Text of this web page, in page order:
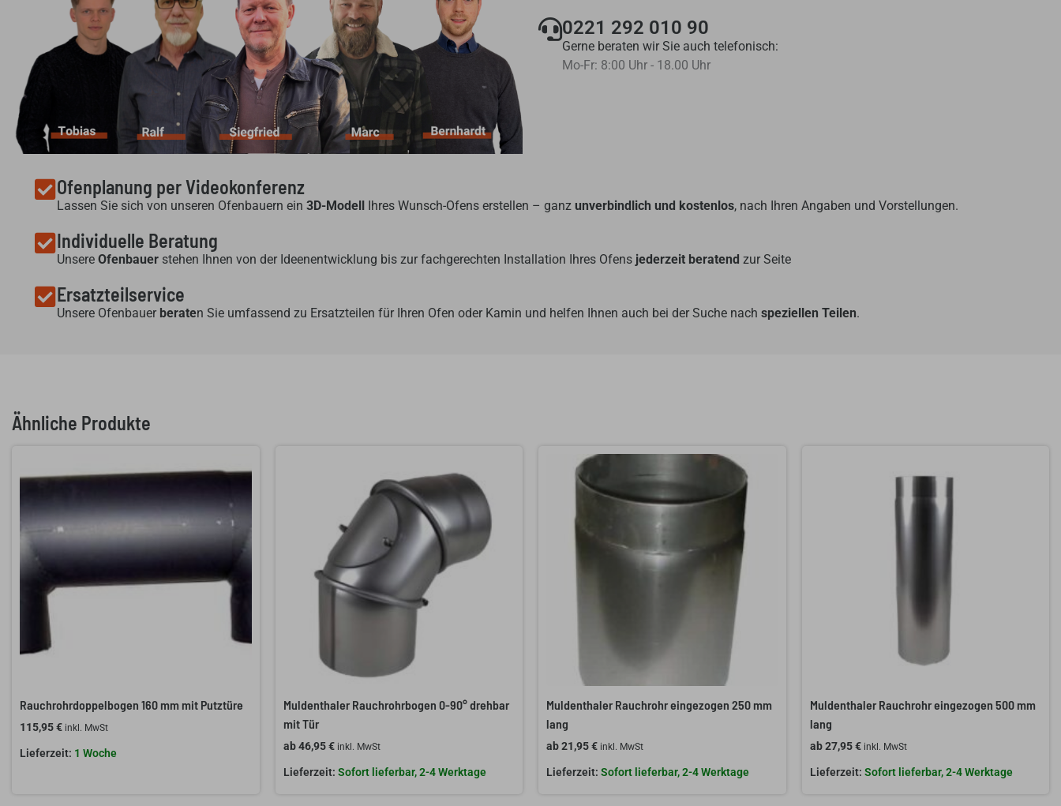
0221 292 010 90
Gerne beraten wir Sie auch telefonisch:
Mo-Fr: 8:00 Uhr - 18.00 Uhr
Ofenplanung per Videokonferenz
Lassen Sie sich von unseren Ofenbauern ein 3D-Modell Ihres Wunsch-Ofens erstellen – ganz unverbindlich und kostenlos, nach Ihren Angaben und Vorstellungen.
Individuelle Beratung
Unsere Ofenbauer stehen Ihnen von der Ideenentwicklung bis zur fachgerechten Installation Ihres Ofens jederzeit beratend zur Seite
Ersatzteilservice
Unsere Ofenbauer beraten Sie umfassend zu Ersatzteilen für Ihren Ofen oder Kamin und helfen Ihnen auch bei der Suche nach speziellen Teilen.
Ähnliche Produkte
Rauchrohrdoppelbogen 160 mm mit Putztüre
115,95€ inkl. MwSt
1 Woche
Muldenthaler Rauchrohrbogen 0-90° drehbar
mit Tür
ab46,95€ inkl. MwSt
Sofort lieferbar, 2-4 Werktage
Muldenthaler Rauchrohr eingezogen 250 mm
lang
ab21,95€ inkl. MwSt
Sofort lieferbar, 2-4 Werktage
Muldenthaler Rauchrohr eingezogen 500 mm
lang
ab27,95€ inkl. MwSt
Sofort lieferbar, 2-4 Werktage